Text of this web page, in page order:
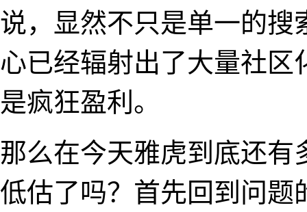
说，显然不只是单一的搜
心已经辐射出了大量社
是疯狂盈利。
那么在今天雅虎到底还
低估了吗？首先回到问题